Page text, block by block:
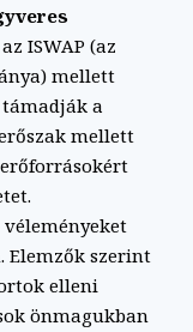
ISWAP (az
mellett
támadják a
mellett
Elemzők szerint
elleni
önmagukban